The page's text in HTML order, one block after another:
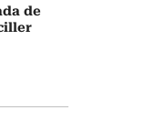
de